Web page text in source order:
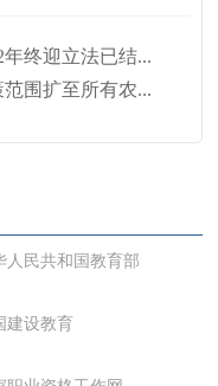
终迎立法已结...
围扩至所有农...
人民共和国教育部
建设教育